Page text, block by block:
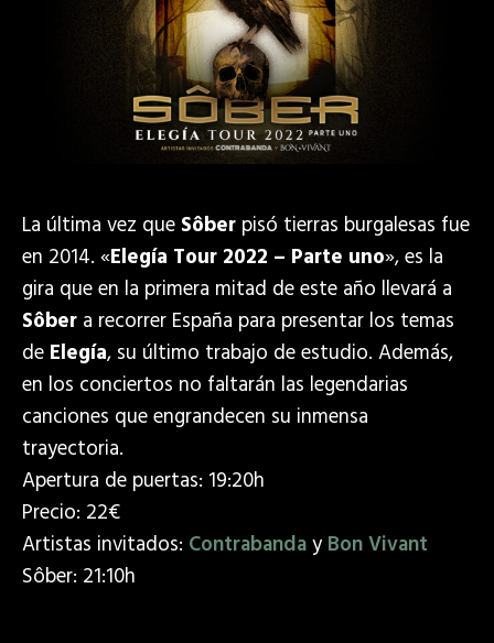
La última vez que Sôber pisó tierras burgalesas fue
en 2014. «Elegía Tour 2022 – Parte uno», es la
gira que en la primera mitad de este año llevará a
Sôber a recorrer España para presentar los temas
de Elegía, su último trabajo de estudio. Además,
en los conciertos no faltarán las legendarias
canciones que engrandecen su inmensa
trayectoria.
Apertura de puertas: 19:20h
Precio: 22€
Artistas invitados: Contrabanday Bon Vivant
Sôber: 21:10h